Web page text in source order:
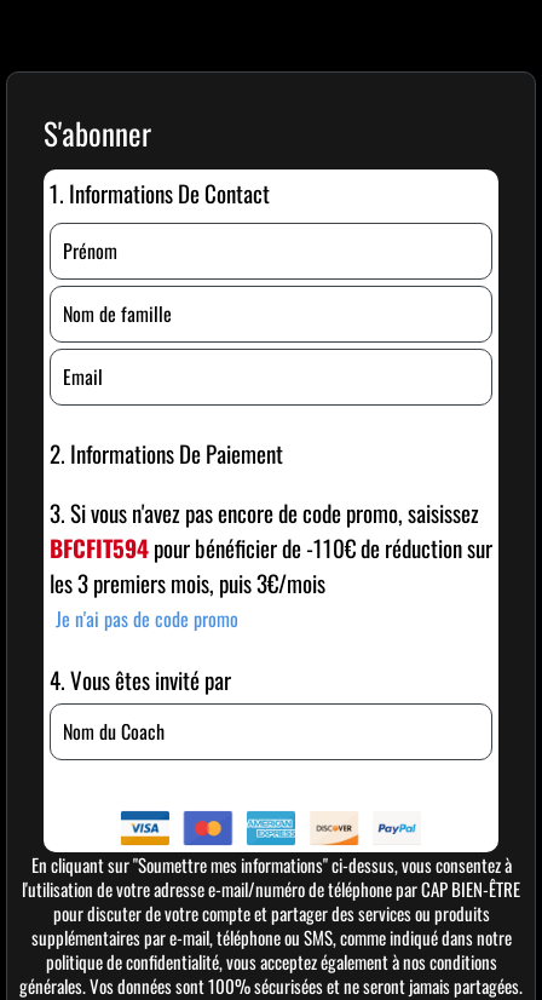
S'abonner
1. Informations De Contact
2. Informations De Paiement
3. Si vous n'avez pas encore de code promo, saisissez
BFCFIT594pour bénéficier de -110€ de réduction sur
les 3 premiers mois, puis 3€/mois
Je n'ai pas de code promo
4. Vous êtes invité par
En cliquant sur "Soumettre mes informations" ci-dessus, vous consentez à
l'utilisation de votre adresse e-mail/numéro de téléphone par CAP BIEN-ÊTRE
pour discuter de votre compte et partager des services ou produits
supplémentaires par e-mail, téléphone ou SMS, comme indiqué dans notre
politique de confidentialité, vous acceptez également à nos conditions
générales. Vos données sont 100% sécurisées et ne seront jamais partagées.